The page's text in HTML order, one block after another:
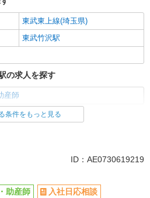
東武東上線(埼玉県)
東武竹沢駅
の求人を探す
産師
)駅の求人を探す
新卒・第二新卒歓迎
条件をもっと見る
ID：AE0730619219
助産師
入社日応相談